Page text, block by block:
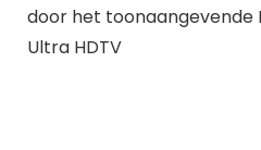
door het toonaangevende
Ultra HDTV